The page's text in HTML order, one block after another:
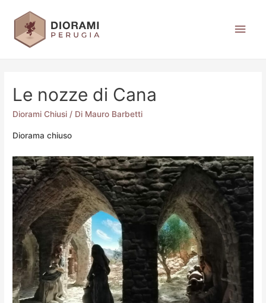
Le nozze di Cana
Diorami Chiusi / Di Mauro Barbetti
Diorama chiuso